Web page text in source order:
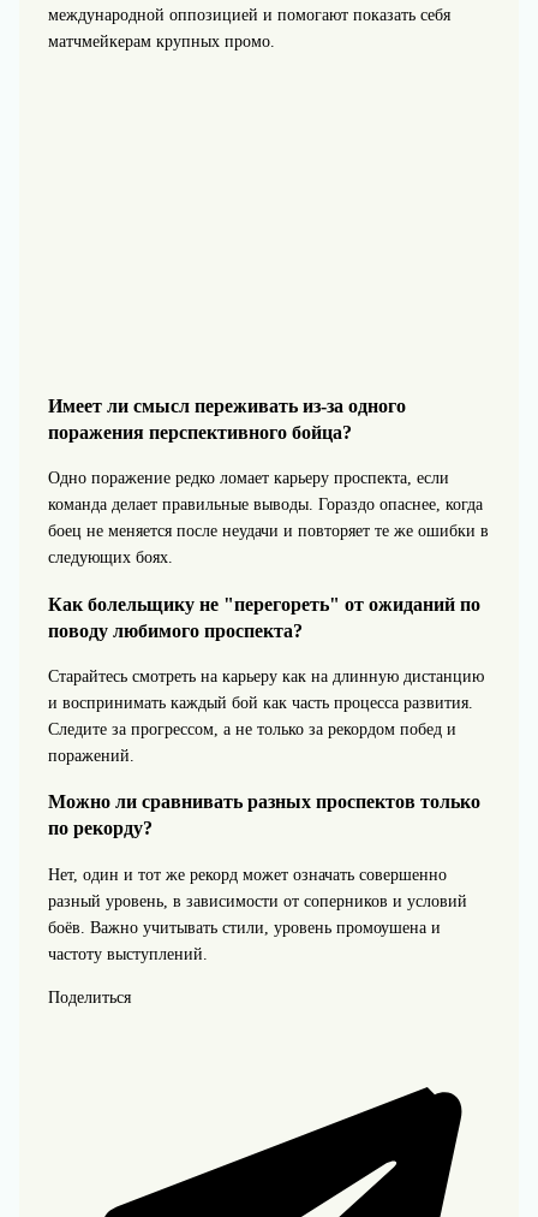
международной оппозицией и помогают показать себя
матчмейкерам крупных промо.
Имеет ли смысл переживать из‑за одного
поражения перспективного бойца?
Одно поражение редко ломает карьеру проспекта, если
команда делает правильные выводы. Гораздо опаснее, когда
боец не меняется после неудачи и повторяет те же ошибки в
следующих боях.
Как болельщику не "перегореть" от ожиданий по
поводу любимого проспекта?
Старайтесь смотреть на карьеру как на длинную дистанцию
и воспринимать каждый бой как часть процесса развития.
Следите за прогрессом, а не только за рекордом побед и
поражений.
Можно ли сравнивать разных проспектов только
по рекорду?
Нет, один и тот же рекорд может означать совершенно
разный уровень, в зависимости от соперников и условий
боёв. Важно учитывать стили, уровень промоушена и
частоту выступлений.
Поделиться